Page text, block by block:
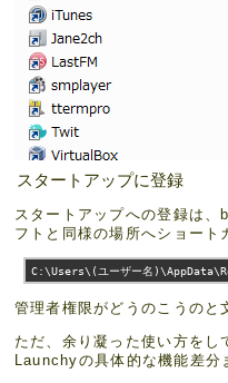
スタートアップに登録
スタートアップへの登録は
フトと同様の場所へショート
C:\Users\( ユーザー名)
管理者権限がどうのこうのと
ただ、余り凝った使い方を
Launchyの具体的な機能差分